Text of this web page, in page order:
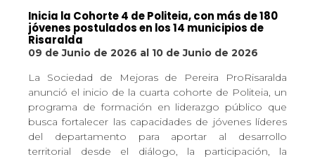
Inicia la Cohorte 4 de Politeia, con más de 180
jóvenes postulados en los 14 municipios de
Risaralda
09 de Junio de 2026 al 10 de Junio de 2026
La Sociedad de Mejoras de Pereira ProRisaralda
anunció el inicio de la cuarta cohorte de Politeia, un
programa de formación en liderazgo público que
busca fortalecer las capacidades de jóvenes líderes
del departamento para aportar al desarrollo
territorial desde el diálogo, la participación, la